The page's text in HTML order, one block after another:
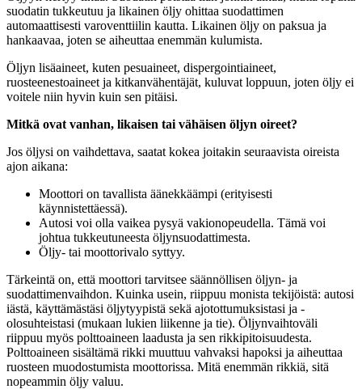
suodatin tukkeutuu ja likainen öljy ohittaa suodattimen
automaattisesti varoventtiilin kautta. Likainen öljy on paksua ja
hankaavaa, joten se aiheuttaa enemmän kulumista.
Öljyn lisäaineet, kuten pesuaineet, dispergointiaineet,
ruosteenestoaineet ja kitkanvähentäjät, kuluvat loppuun, joten öljy ei
voitele niin hyvin kuin sen pitäisi.
Mitkä ovat vanhan, likaisen tai vähäisen öljyn oireet?
Jos öljysi on vaihdettava, saatat kokea joitakin seuraavista oireista
ajon aikana:
Moottori on tavallista äänekkäämpi (erityisesti
käynnistettäessä).
Autosi voi olla vaikea pysyä vakionopeudella. Tämä voi
johtua tukkeutuneesta öljynsuodattimesta.
Öljy- tai moottorivalo syttyy.
Tärkeintä on, että moottori tarvitsee säännöllisen öljyn- ja
suodattimenvaihdon. Kuinka usein, riippuu monista tekijöistä: autosi
iästä, käyttämästäsi öljytyypistä sekä ajotottumuksistasi ja -
olosuhteistasi (mukaan lukien liikenne ja tie). Öljynvaihtoväli
riippuu myös polttoaineen laadusta ja sen rikkipitoisuudesta.
Polttoaineen sisältämä rikki muuttuu vahvaksi hapoksi ja aiheuttaa
ruosteen muodostumista moottorissa. Mitä enemmän rikkiä, sitä
nopeammin öljy valuu.